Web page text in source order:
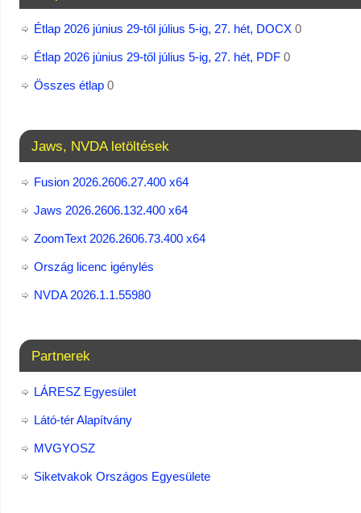
Étlap 2026 június 29-től július 5-ig, 27. hét, DOCX0
Étlap 2026 június 29-től július 5-ig, 27. hét, PDF0
Összes étlap0
Jaws, NVDA letöltések
Fusion 2026.2606.27.400 x64
Jaws 2026.2606.132.400 x64
ZoomText 2026.2606.73.400​ x64
Ország licenc igénylés
NVDA 2026.1.1.55980
Partnerek
LÁRESZ Egyesület
Látó-tér Alapítvány
MVGYOSZ
Siketvakok Országos Egyesülete